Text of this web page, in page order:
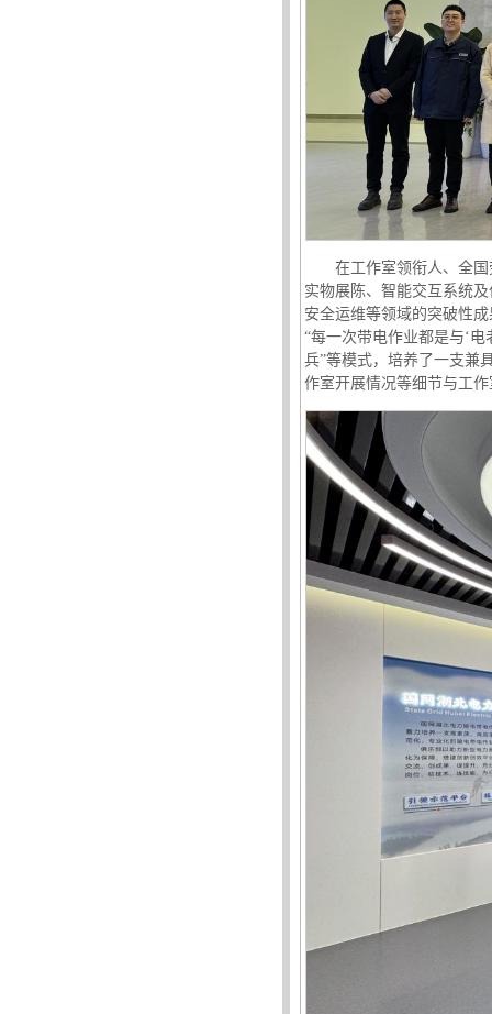
在工作室领衔人、全
实物展陈、智能交互系统
安全运维等领域的突破性
“每一次带电作业都是与‘
兵”等模式，培养了一支兼
作室开展情况等细节与工